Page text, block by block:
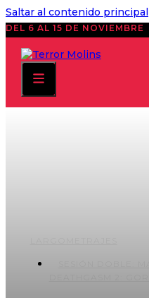
Saltar al contenido principal
DEL 6 AL 15 DE NOVIEMBRE